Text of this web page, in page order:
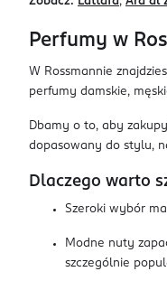
Perfumy w
W Rossmannie
perfumy damskie,
Dbamy o to, aby
dopasowany do stylu,
Dlaczego warto
Szeroki wybór
Modne nuty
szczególnie